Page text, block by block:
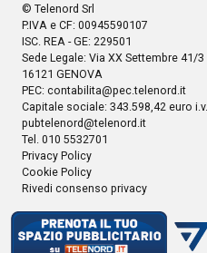
© Telenord Srl
P.IVA e CF: 00945590107
ISC. REA - GE: 229501
Sede Legale: Via XX Settembre 41/3
16121 GENOVA
PEC: contabilita@pec.telenord.it
Capitale sociale: 343.598,42 euro i.v.
pubtelenord@telenord.it
Tel. 010 5532701
Privacy Policy
Cookie Policy
Rivedi consenso privacy